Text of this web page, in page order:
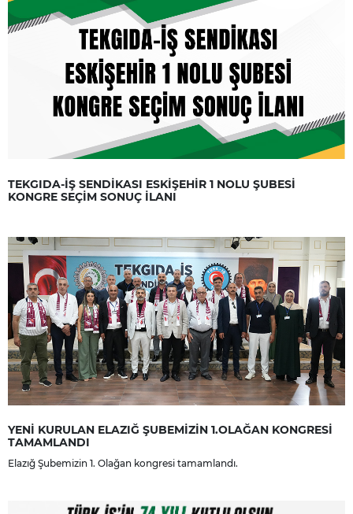
TEKGIDA-İŞ SENDİKASI ESKİŞEHİR 1 NOLU ŞUBESİ
KONGRE SEÇİM SONUÇ İLANI
YENİ KURULAN ELAZIĞ ŞUBEMİZİN 1.OLAĞAN KONGRESİ
TAMAMLANDI
Elazığ Şubemizin 1. Olağan kongresi tamamlandı.